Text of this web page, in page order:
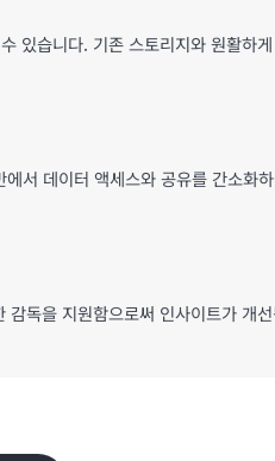
습니다. 기존 스토리지와 원활하
데이터 액세스와 공유를 간소화
독을 지원함으로써 인사이트가 개